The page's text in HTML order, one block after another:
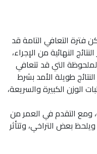
فترة التعافي التامة قد
النهائية من الإجراء،
التي قد تتعافي
طويلة الأمد بشرط
الوزن الكبيرة والسريعة،
ومع التقدم في العمر من
بعض التراخي، وتتأثر